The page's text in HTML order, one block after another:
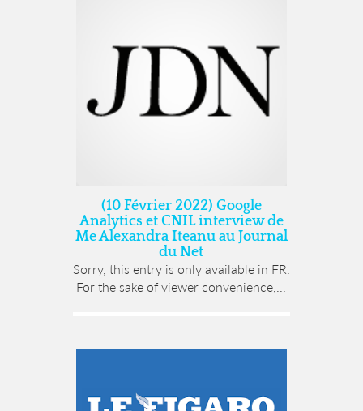
(10 Février 2022) Google
Analytics et CNIL interview de
Me Alexandra Iteanu au Journal
du Net
Sorry, this entry is only available in FR.
For the sake of viewer convenience,...